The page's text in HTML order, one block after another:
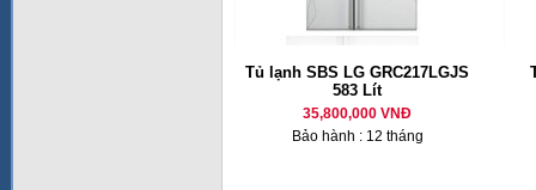
Tủ lạnh SBS LG GRC217LGJS
583 Lít
35,800,000 VNĐ
Bảo hành : 12 tháng